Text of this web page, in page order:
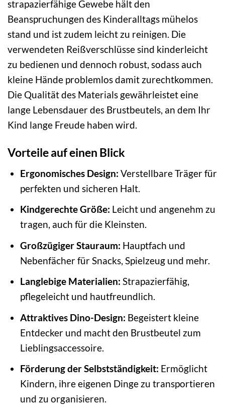
strapazierfähige Gewebe hält den
Beanspruchungen des Kinderalltags mühelos
stand und ist zudem leicht zu reinigen. Die
verwendeten Reißverschlüsse sind kinderleicht
zu bedienen und dennoch robust, sodass auch
kleine Hände problemlos damit zurechtkommen.
Die Qualität des Materials gewährleistet eine
lange Lebensdauer des Brustbeutels, an dem Ihr
Kind lange Freude haben wird.
Vorteile auf einen Blick
Ergonomisches Design: Verstellbare Träger für
perfekten und sicheren Halt.
Kindgerechte Größe: Leicht und angenehm zu
tragen, auch für die Kleinsten.
Großzügiger Stauraum: Hauptfach und
Nebenfächer für Snacks, Spielzeug und mehr.
Langlebige Materialien: Strapazierfähig,
pflegeleicht und hautfreundlich.
Attraktives Dino-Design: Begeistert kleine
Entdecker und macht den Brustbeutel zum
Lieblingsaccessoire.
Förderung der Selbstständigkeit: Ermöglicht
Kindern, ihre eigenen Dinge zu transportieren
und zu organisieren.